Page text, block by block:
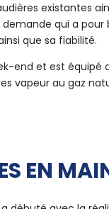
existantes
demande qui a pour
que sa fiabilité.
end et est équipé
vapeur au gaz
EN